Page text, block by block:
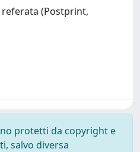
(Postprint,
protetti da copyright e
salvo diversa